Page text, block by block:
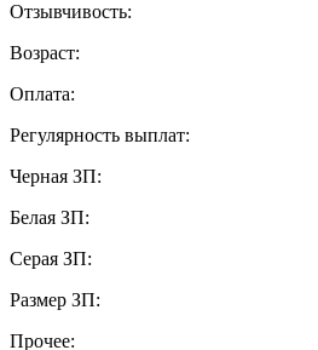
Отзывчивость:
Возраст:
Оплата:
Регулярность выплат:
Черная ЗП:
Белая ЗП:
Серая ЗП:
Размер ЗП:
Прочее: